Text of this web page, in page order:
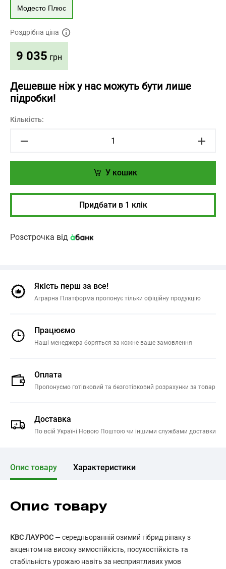
Модесто Плюс
Роздрібна ціна
9 035 грн
Дешевше ніж у нас можуть бути лише
підробки!
Кількість:
У кошик
Придбати в 1 клік
Розстрочка від
Якість перш за все!
Аграрна Платформа пропонує тільки офіційну продукцію
Працюємо
Наші менеджера боряться за кожне ваше замовлення
Оплата
Пропонуємо готівковий та безготівковий розрахунки за товар
Доставка
По всій Україні Новою Поштою чи іншими службами доставки
Опис товару Характеристики
Опис товару
КВС ЛАУРОС — середньоранній озимий гібрид ріпаку з
акцентом на високу зимостійкість, посухостійкість та
стабільність урожаю навіть за несприятливих умов